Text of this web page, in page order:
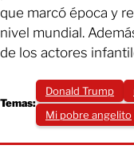
que marcó época y
nivel mundial.
de los actores
Temas:
Donald Trump
Mi pobre angelito